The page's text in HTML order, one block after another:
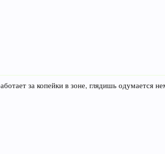
за копейки в зоне, глядишь одумается